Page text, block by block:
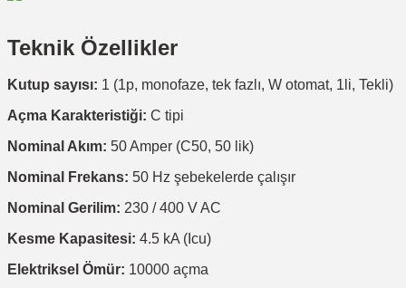
Teknik Özellikler
Kutup sayısı: 1 (1p, monofaze, tek fazlı, W otomat, 1li, Tekli)
Açma Karakteristiği: C tipi
Nominal Akım: 50 Amper (C50, 50 lik)
Nominal Frekans: 50 Hz şebekelerde çalışır
Nominal Gerilim: 230 / 400 V AC
Kesme Kapasitesi: 4.5 kA (Icu)
Elektriksel Ömür: 10000 açma